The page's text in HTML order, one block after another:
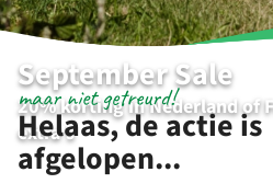
September Sale
20% korting in Nederland of
extra's
Helaas, de actie is
afgelopen...
maar niet getreurd!